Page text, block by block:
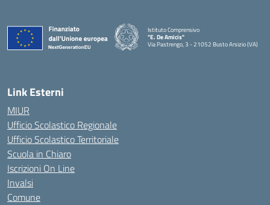
Istituto Comprensivo
"E. De Amicis"
Via Pastrengo, 3 - 21052 Busto Arsizio (VA)
Link Esterni
MIUR
Ufficio Scolastico Regionale
Ufficio Scolastico Territoriale
Scuola in Chiaro
Iscrizioni On Line
Invalsi
Comune